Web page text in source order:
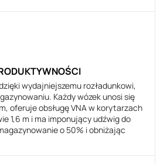
wydajniejszemu rozładunkowi,
Każdy wózek unosi się
oferuje obsługę VNA w korytarzach
1,6 m i ma imponujący udźwig do
o 50% i obniżając